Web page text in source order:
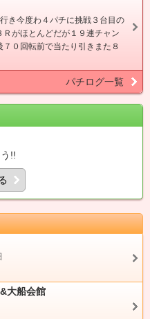
き今度わ４パチに挑戦３台目の
がほとんどだが１９連チャン
０回転前で当たり引きまた８
パチログ一覧
!!
大船会館